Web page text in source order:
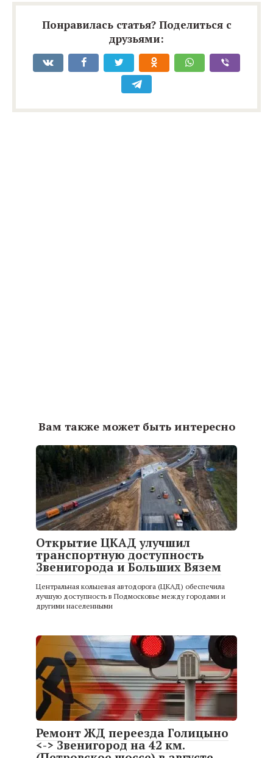
Понравилась статья? Поделиться с
друзьями:
Вам также может быть интересно
Открытие ЦКАД улучшил
транспортную доступность
Звенигорода и Больших Вязем
Центральная кольцевая автодорога (ЦКАД) обеспечила
лучшую доступность в Подмосковье между городами и
другими населенными
Ремонт ЖД переезда Голицыно
<-> Звенигород на 42 км.